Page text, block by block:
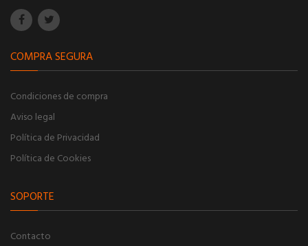
COMPRA SEGURA
Condiciones de compra
Aviso legal
Política de Privacidad
Política de Cookies
SOPORTE
Contacto